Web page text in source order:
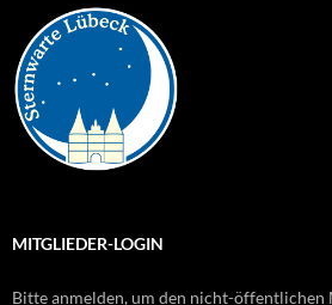
MITGLIEDER-LOGIN
Bitte anmelden, um den nicht-öffentlichen